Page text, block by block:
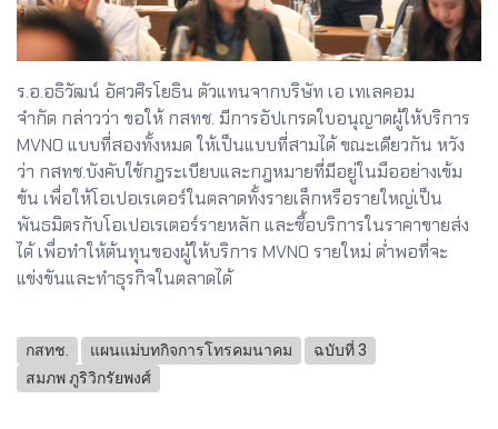
ร.อ.อธิวัฒน์ อัศวศิรโยธิน ตัวแทนจากบริษัท เอ เทเลคอม
จำกัด กล่าวว่า ขอให้ กสทช. มีการอัปเกรดใบอนุญาตผู้ให้บริการ
MVNO แบบที่สองทั้งหมด ให้เป็นแบบที่สามได้ ขณะเดียวกัน หวัง
ว่า กสทช.บังคับใช้กฎระเบียบและกฎหมายที่มีอยู่ในมืออย่างเข้ม
ข้น เพื่อให้โอเปอเรเตอร์ในตลาดทั้งรายเล็กหรือรายใหญ่เป็น
พันธมิตรกับโอเปอเรเตอร์รายหลัก และซื้อบริการในราคาขายส่ง
ได้ เพื่อทำให้ต้นทุนของผู้ให้บริการ MVNO รายใหม่ ต่ำพอที่จะ
แข่งขันและทำธุรกิจในตลาดได้
กสทช. แผนแม่บทกิจการโทรคมนาคม
ฉบับที่ 3
สมภพ ภูริวิกรัยพงศ์